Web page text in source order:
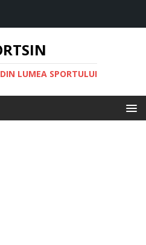
LUMEA SPORTULUI